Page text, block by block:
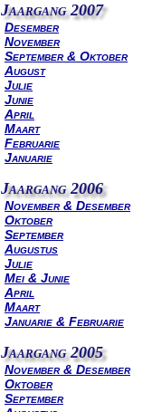
Jaargang 2007
Desember
November
September & Oktober
August
Julie
Junie
April
Maart
Februarie
Januarie
Jaargang 2006
November & Desember
Oktober
September
Augustus
Julie
Mei & Junie
April
Maart
Januarie & Februarie
Jaargang 2005
November & Desember
Oktober
September